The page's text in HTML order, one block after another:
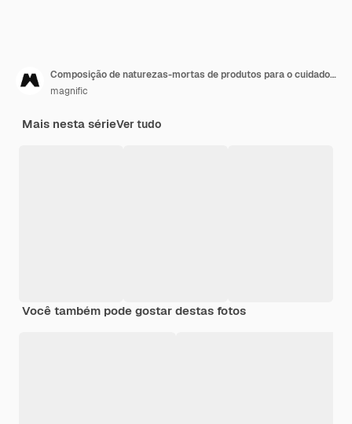
Composição de naturezas-mortas de produtos para o cuidado das unhas
magnific
Mais nesta sérieVer tudo
Você também pode gostar destas fotos